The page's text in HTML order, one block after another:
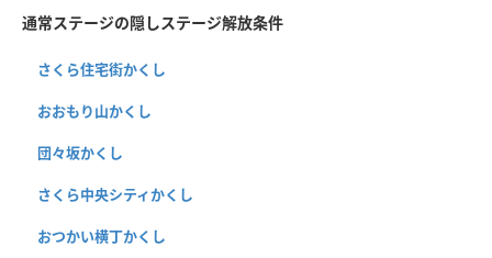
通常ステージの隠しステージ解放条件
さくら住宅街かくし
おおもり山かくし
団々坂かくし
さくら中央シティかくし
おつかい横丁かくし